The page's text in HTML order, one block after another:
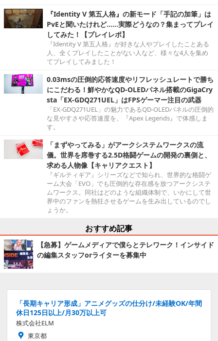
『Identity V 第五人格』の新モード「手記の加筆」は
PvEと聞いたけれど……実際どうなの？集まってプレイ
してみた！【プレイレポ】
『Identity V 第五人格』が好きな人やプレイしたことある
人、全くプレイしたことがない人など、様々な4人を集め
てプレイしてみました！
0.03msの圧倒的応答速度やリフレッシュレートで勝ち
にこだわる！鮮やかなQD-OLEDパネル搭載のGigaCry
sta「EX-GDQ271UEL」はFPSゲーマー注目の武器
「EX-GDQ271UEL」の魅力であるQD-OLEDパネルの圧倒的
な見やすさや応答速度を、『Apex Legends』で体感しま
す。
「まずやってみる」がアークシステムワークスの流
儀。世界を席巻する2.5D格闘ゲームの開発の裏側と、
求める人物像【キャリアクエスト】
『ギルティギア』シリーズなどで知られ、世界的な格闘ゲ
ーム大会「EVO」でも圧倒的な存在感を放つアークシステ
ムワークス。同社はどのような組織体制で、いかにして世
界中のファンを熱狂させるゲームを生み出しているのでし
ょうか。
おすすめ記事
【急募】ゲームメディアで僕らとテレワーク！インサイド
の編集スタッフorライターを募集中
「長期キャリア形成」アニメグッズの仕分け/未経験OK/年間
休日125日以上/月30万以上可
株式会社ELM
東京都